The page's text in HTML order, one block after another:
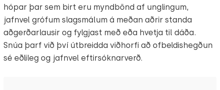
hópar þar sem birt eru myndbönd af unglingum,
jafnvel grófum slagsmálum á meðan aðrir standa
aðgerðarlausir og fylgjast með eða hvetja til dáða.
Snúa þarf við því útbreidda viðhorfi að ofbeldishegðun
sé eðlileg og jafnvel eftirsóknarverð.